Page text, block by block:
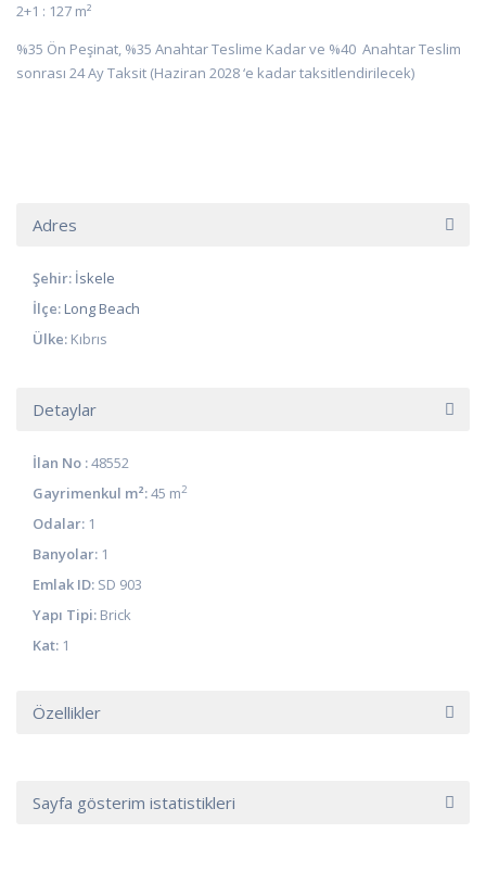
2+1 : 127 m²
%35 Ön Peşinat, %35 Anahtar Teslime Kadar ve %40 Anahtar Teslim
sonrası 24 Ay Taksit (Haziran 2028 ‘e kadar taksitlendirilecek)
Adres
Şehir: İskele
İlçe: Long Beach
Ülke: Kıbrıs
Detaylar
İlan No :48552
Gayrimenkul m²:45 m2
Odalar: 1
Banyolar: 1
Emlak ID: SD 903
Yapı Tipi: Brick
Kat: 1
Özellikler
Sayfa gösterim istatistikleri